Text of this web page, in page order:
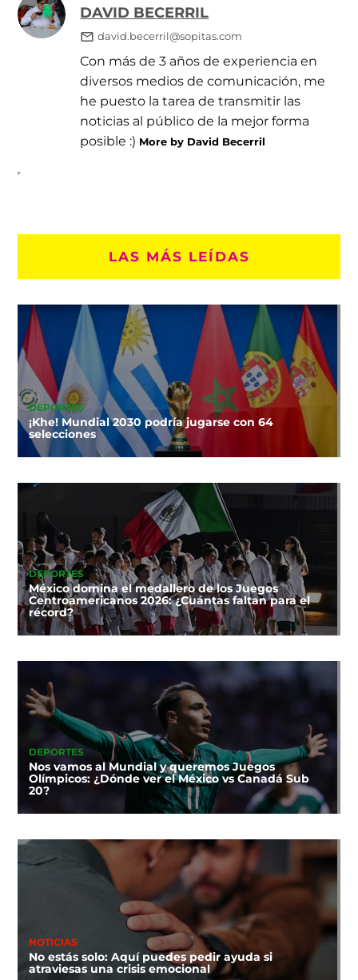
DAVID BECERRIL
david.becerril@sopitas.com
Con más de 3 años de experiencia en
diversos medios de comunicación, me
he puesto la tarea de transmitir las
noticias al público de la mejor forma
posible :) More by David Becerril
LAS MÁS LEÍDAS
DEPORTES
¡Khe! Mundial 2030 podría jugarse con 64
selecciones
DEPORTES
México domina el medallero de los Juegos
Centroamericanos 2026: ¿Cuántas faltan para el
récord?
DEPORTES
Nos vamos al Mundial y queremos Juegos
Olímpicos: ¿Dónde ver el México vs Canadá Sub
20?
NOTICIAS
No estás solo: Aquí puedes pedir ayuda si
atraviesas una crisis emocional